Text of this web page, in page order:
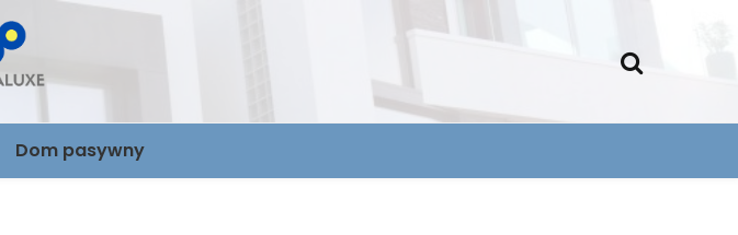
Foltowoltaika.
Nowoczesny
Dom pasywny